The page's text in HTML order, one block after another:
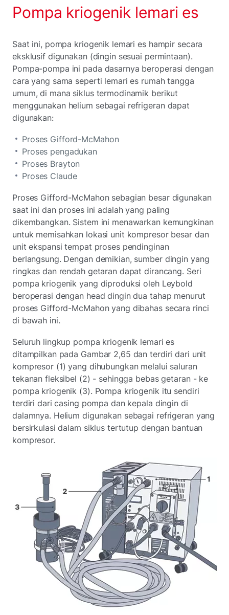
Pompa kriogenik lemari es
Saat ini, pompa kriogenik lemari es hampir secara
eksklusif digunakan (dingin sesuai permintaan).
Pompa-pompa ini pada dasarnya beroperasi dengan
cara yang sama seperti lemari es rumah tangga
umum, di mana siklus termodinamik berikut
menggunakan helium sebagai refrigeran dapat
digunakan:
Proses Gifford-McMahon
Proses pengadukan
Proses Brayton
Proses Claude
Proses Gifford-McMahon sebagian besar digunakan
saat ini dan proses ini adalah yang paling
dikembangkan. Sistem ini menawarkan kemungkinan
untuk memisahkan lokasi unit kompresor besar dan
unit ekspansi tempat proses pendinginan
berlangsung. Dengan demikian, sumber dingin yang
ringkas dan rendah getaran dapat dirancang. Seri
pompa kriogenik yang diproduksi oleh Leybold
beroperasi dengan head dingin dua tahap menurut
proses Gifford-McMahon yang dibahas secara rinci
di bawah ini.
Seluruh lingkup pompa kriogenik lemari es
ditampilkan pada Gambar 2,65 dan terdiri dari unit
kompresor (1) yang dihubungkan melalui saluran
tekanan fleksibel (2) - sehingga bebas getaran - ke
pompa kriogenik (3). Pompa kriogenik itu sendiri
terdiri dari casing pompa dan kepala dingin di
dalamnya. Helium digunakan sebagai refrigeran yang
bersirkulasi dalam siklus tertutup dengan bantuan
kompresor.